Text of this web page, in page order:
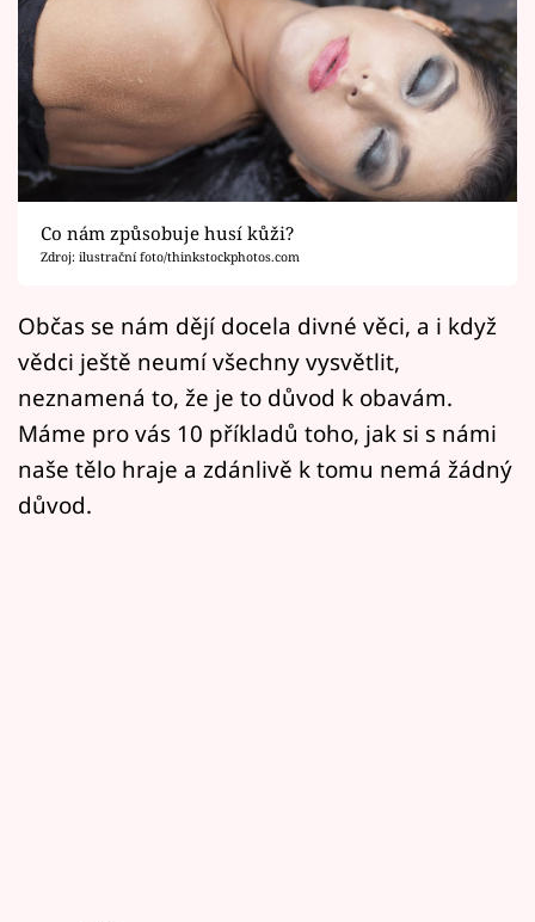
Seriály
Horoskopy
Sledujte prima+
Filmový festival Karlovy Vary
Pořady
Mámy sobě
Přihlášení
Sledujte nás
Co nám způsobuje husí kůži?
Zdroj: ilustrační foto/thinkstockphotos.com
Občas se nám dějí docela divné věci, a i když
vědci ještě neumí všechny vysvětlit,
neznamená to, že je to důvod k obavám.
Máme pro vás 10 příkladů toho, jak si s námi
naše tělo hraje a zdánlivě k tomu nemá žádný
důvod.